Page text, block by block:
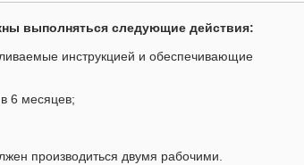
выполняться следующие действия:
инструкцией и обеспечивающие
6 месяцев;
производиться двумя рабочими.